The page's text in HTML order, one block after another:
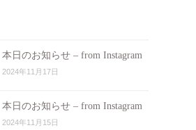
本日のお知らせ – from Instagram
2024年11月17日
本日のお知らせ – from Instagram
2024年11月15日